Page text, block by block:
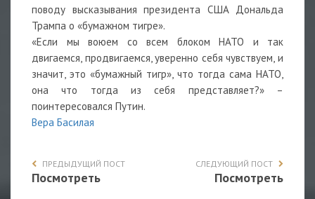
поводу высказывания президента США Дональда
Трампа о «бумажном тигре».
«Если мы воюем со всем блоком НАТО и так
двигаемся, продвигаемся, уверенно себя чувствуем, и
значит, это «бумажный тигр», что тогда сама НАТО,
она что тогда из себя представляет?» –
поинтересовался Путин.
Вера Басилая
ПРЕДЫДУЩИЙ ПОСТ
Посмотреть
СЛЕДУЮЩИЙ ПОСТ
Посмотреть